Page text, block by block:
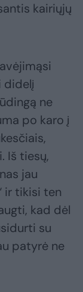
kairiųjų
didelį
ne
po karo į
Iš tiesų,
jau
ir tikisi ten
kad dėl
su
patyrė ne